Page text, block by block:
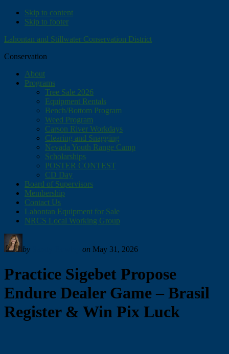
Skip to content
Skip to footer
Lahontan and Stillwater Conservation District
Conservation
About
Programs
Tree Sale 2026
Equipment Rentals
Bench/Bottom Program
Weed Program
Carson River Workdays
Clearing and Snagging
Nevada Youth Range Camp
Scholarships
POSTER CONTEST
CD Day
Board of Supervisors
Membership
Contact Us
Lahontan Equipment for Sale
NRCS Local Working Group
by on May 31, 2026
Practice Sigebet Propose
Endure Dealer Game – Brasil
Register & Win Pix Luck